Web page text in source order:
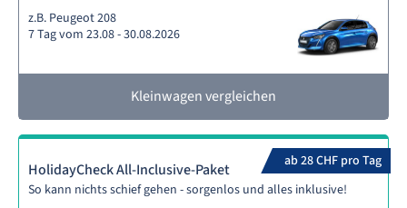
z.B. Peugeot 208
7 Tag vom 23.08 - 30.08.2026
Kleinwagen vergleichen
ab 28 CHF pro Tag
HolidayCheck All-Inclusive-Paket
So kann nichts schief gehen - sorgenlos und alles inklusive!